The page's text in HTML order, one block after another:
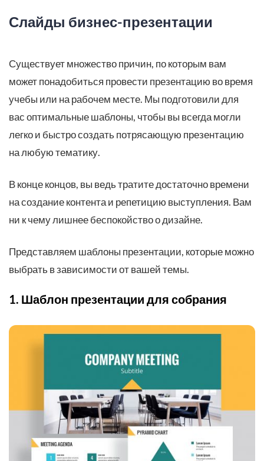
Слайды бизнес-презентации
Существует множество причин, по которым вам
может понадобиться провести презентацию во время
учебы или на рабочем месте. Мы подготовили для
вас оптимальные шаблоны, чтобы вы всегда могли
легко и быстро создать потрясающую презентацию
на любую тематику.
В конце концов, вы ведь тратите достаточно времени
на создание контента и репетицию выступления. Вам
ни к чему лишнее беспокойство о дизайне.
Представляем шаблоны презентации, которые можно
выбрать в зависимости от вашей темы.
1. Шаблон презентации для собрания